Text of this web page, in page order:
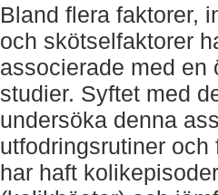
Bland flera faktorer,
och skötselfaktorer
associerade med en
studier. Syftet med
undersöka denna
utfodringsrutiner
har haft